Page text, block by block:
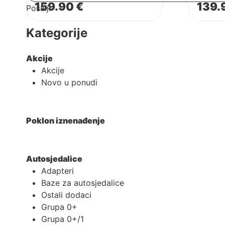
159.90€
Pošalji
Kategorije
Akcije
Akcije
Novo u ponudi
Poklon iznenađenje
Autosjedalice
Adapteri
Baze za autosjedalice
Ostali dodaci
Grupa 0+
Grupa 0+/1